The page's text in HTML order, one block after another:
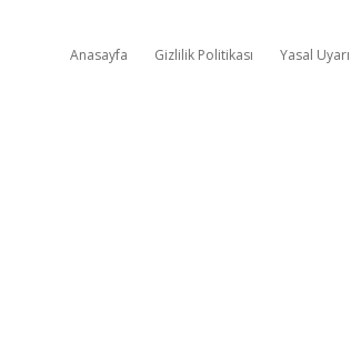
Anasayfa Gizlilik Politikası Yasal Uyarı